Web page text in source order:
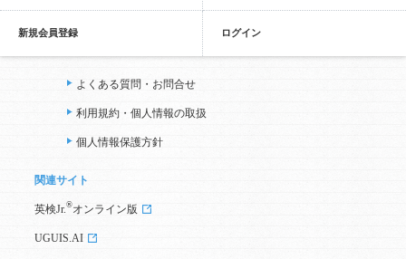
新規会員登録 ログイン
よくある質問・お問合せ
利用規約・個人情報の取扱
個人情報保護方針
関連サイト
英検Jr. ®オンライン版
UGUIS.AI